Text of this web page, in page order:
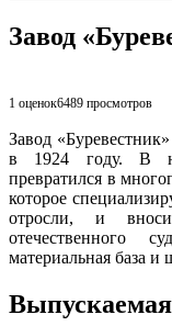
Завод
1 оценок6489 просмотров
Завод
в 1924 году. В
превратился в
которое
отросли, и
отечественного
материальная база и